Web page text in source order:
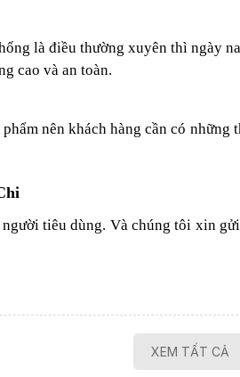
là điều thường xuyên thì ngày
cao và an toàn.
nên khách hàng cần có
tiêu dùng. Và chúng tôi xin
XEM TẤT CẢ